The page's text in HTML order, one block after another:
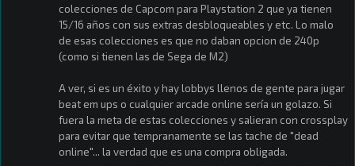
colecciones de Capcom para Playstation 2 que ya tienen
15/16 años con sus extras desbloqueables y etc. Lo malo
de esas colecciones es que no daban opcion de 240p
(como si tienen las de Sega de M2)
A ver, si es un éxito y hay lobbys llenos de gente para jugar
beat em ups o cualquier arcade online sería un golazo. Si
fuera la meta de estas colecciones y salieran con crossplay
para evitar que tempranamente se las tache de "dead
online"... la verdad que es una compra obligada.